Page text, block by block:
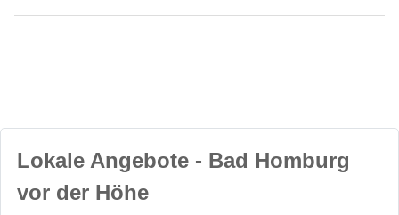
Lokale Angebote - Bad Homburg
vor der Höhe